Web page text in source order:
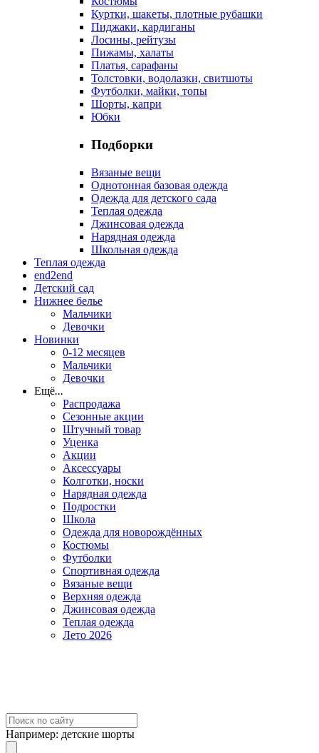
Куртки, шакеты, плотные рубашки
Пиджаки, кардиганы
Лосины, рейтузы
Пижамы, халаты
Платья, сарафаны
Толстовки, водолазки, свитшоты
Футболки, майки, топы
Шорты, капри
Юбки
Подборки
Вязаные вещи
Однотонная базовая одежда
Одежда для детского сада
Теплая одежда
Джинсовая одежда
Нарядная одежда
Школьная одежда
Теплая одежда
end2end
Детский сад
Нижнее белье
Мальчики
Девочки
Новинки
0-12 месяцев
Мальчики
Девочки
Ещё...
Распродажа
Сезонные акции
Штучный товар
Уценка
Акции
Аксессуары
Колготки, носки
Нарядная одежда
Подростки
Школа
Одежда для новорождённых
Костюмы
Футболки
Спортивная одежда
Вязаные вещи
Верхняя одежда
Джинсовая одежда
Теплая одежда
Лето 2026
Например: детские шорты